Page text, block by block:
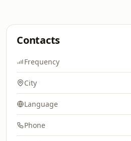
Contacts
Frequency
City
Language
Phone